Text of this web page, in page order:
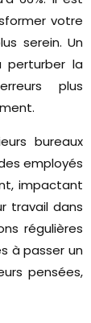
votre
serein. Un
perturber la
plus
bureaux
employés
impactant
travail dans
régulières
à passer un
pensées,